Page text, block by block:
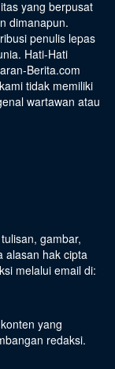
yang berpusat
dimanapun.
penulis lepas
Hati-Hati
Berita.com
tidak memiliki
wartawan atau
gambar,
alasan hak cipta
melalui email di:
yang
redaksi.